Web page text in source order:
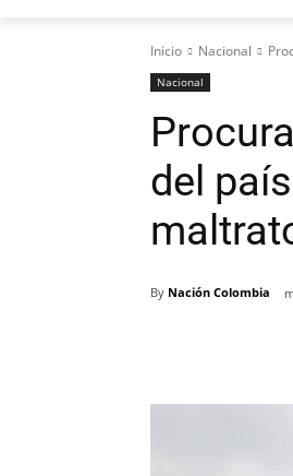
Inicio Nacional
Nacional
del
By Nación Colombia